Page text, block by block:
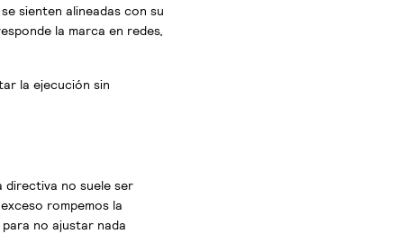
sienten alineadas con su
la marca en redes,
la ejecución sin
directiva no suele ser
rompemos la
no ajustar nada